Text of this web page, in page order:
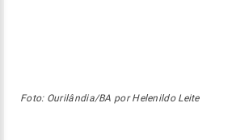
Foto: Ourilândia/BA por Helenildo Leite